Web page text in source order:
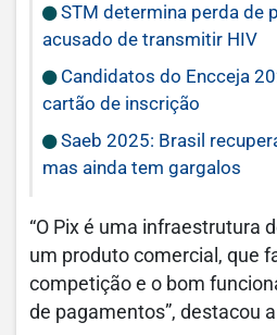
STM determina perda de
acusado de transmitir HIV
Candidatos do Encceja
cartão de inscrição
Saeb 2025: Brasil
mas ainda tem gargalos
“O Pix é uma infraestrutura
um produto comercial, que
competição e o bom
de pagamentos”, destacou